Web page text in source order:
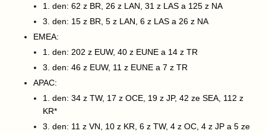
1. den: 62 z BR, 26 z LAN, 31 z LAS a 125 z NA
3. den: 15 z BR, 5 z LAN, 6 z LAS a 26 z NA
EMEA:
1. den: 202 z EUW, 40 z EUNE a 14 z TR
3. den: 46 z EUW, 11 z EUNE a 7 z TR
APAC:
1. den: 34 z TW, 17 z OCE, 19 z JP, 42 ze SEA, 112 z
KR*
3. den: 11 z VN, 10 z KR, 6 z TW, 4 z OC, 4 z JP a 5 ze